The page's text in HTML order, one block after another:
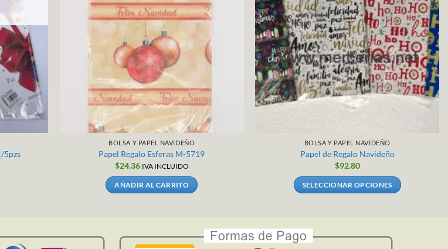
5pzs
BOLSA Y PAPEL NAVIDEÑO
Papel Regalo Esferas M-5719
$24.36 IVA INCLUIDO
AÑADIR AL CARRITO
BOLSA Y PAPEL NAVIDEÑO
Papel de Regalo Navideño
$92.80
SELECCIONAR OPCIONES
múltiples